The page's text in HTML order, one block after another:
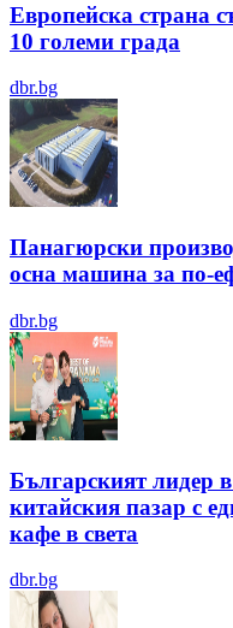
Европейска страна
10 големи града
dbr.bg
Панагюрски
осна машина за по-
dbr.bg
Българският лидер
китайския пазар с
кафе в света
dbr.bg